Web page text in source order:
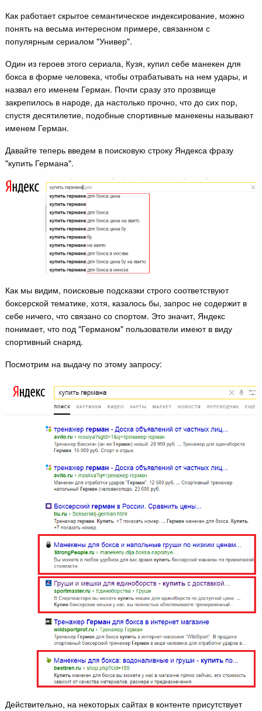
Как работает скрытое семантическое индексирование, можно
понять на весьма интересном примере, связанном с
популярным сериалом "Универ".
Один из героев этого сериала, Кузя, купил себе манекен для
бокса в форме человека, чтобы отрабатывать на нем удары, и
назвал его именем Герман. Почти сразу это прозвище
закрепилось в народе, да настолько прочно, что до сих пор,
спустя десятилетие, подобные спортивные манекены называют
именем Герман.
Давайте теперь введем в поисковую строку Яндекса фразу
"купить Германа".
Как мы видим, поисковые подсказки строго соответствуют
боксерской тематике, хотя, казалось бы, запрос не содержит в
себе ничего, что связано со спортом. Это значит, Яндекс
понимает, что под "Германом" пользователи имеют в виду
спортивный снаряд.
Посмотрим на выдачу по этому запросу:
Действительно, на некоторых сайтах в контенте присутствует